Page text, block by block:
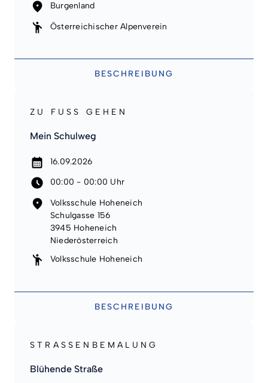
Burgenland
Österreichischer Alpenverein
BESCHREIBUNG
ZU FUSS GEHEN
Mein Schulweg
16.09.2026
00:00 - 00:00 Uhr
Volksschule Hoheneich
Schulgasse 156
3945 Hoheneich
Niederösterreich
Volksschule Hoheneich
BESCHREIBUNG
STRASSENBEMALUNG
Blühende Straße